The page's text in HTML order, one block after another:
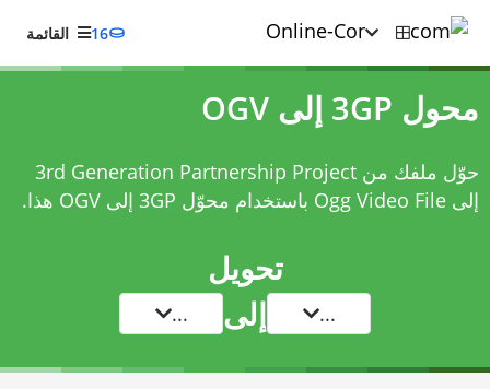
16 القائمة
محول 3GP إلى OGV
حوّل ملفك من 3rd Generation Partnership Project
إلى Ogg Video File باستخدام
محوّل 3GP إلى OGV هذا.
تحويل
... إلى ...